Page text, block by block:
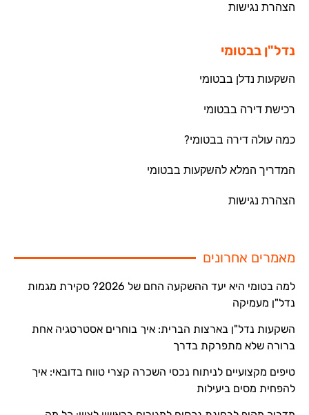
הצהרת נגישות
נדל"ן בבטומי
השקעות נדלן בבטומי
רכישת דירה בבטומי
כמה עולה דירה בבטומי?
המדריך המלא להשקעות בבטומי
הצהרת נגישות
מאמרים אחרונים
למה בטומי היא יעד ההשקעה החם של 2026? סקירת מגמות
נדל"ן מעמיקה
השקעות נדל"ן בארצות הברית: איך בוחרים אסטרטגיה אחת
ברורה שלא מתפרקת בדרך
טיפים מקצועיים לניתוח נכסי השכרה קצרי טווח בדובאי: איך
להפחית מסים ביעילות